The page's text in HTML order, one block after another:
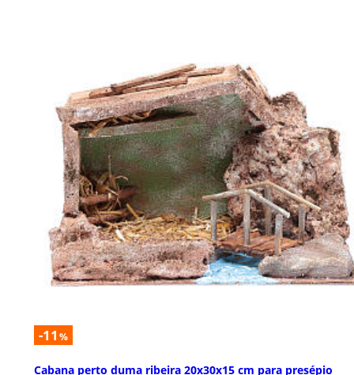
-11 %
Cabana perto duma ribeira 20x30x15 cm para presépio